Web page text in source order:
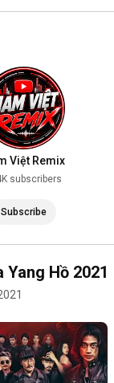
Việt Remix
subscribers
Subscribe
Hồ 2021